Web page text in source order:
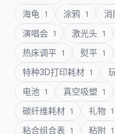
海龟 1 涂鸦 1 消
演唱会 1 激光头 1
热床调平 1 熨平 1
特种3D打印耗材 1
电池 1 真空吸塑 1
碳纤维耗材 1 礼物 1
粘合组合表 1 粘附 1